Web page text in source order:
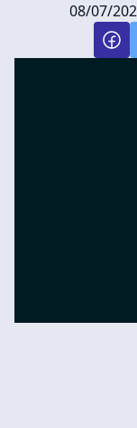
08/07/